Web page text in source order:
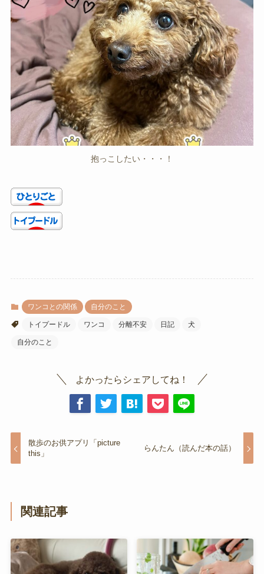
抱っこしたい・・・！
ワンコとの関係 自分のこと
トイプードル ワンコ 分離不安 日記 犬
自分のこと
よかったらシェアしてね！
散歩のお供アプリ「picture
this」
らんたん（読んだ本の話）
関連記事